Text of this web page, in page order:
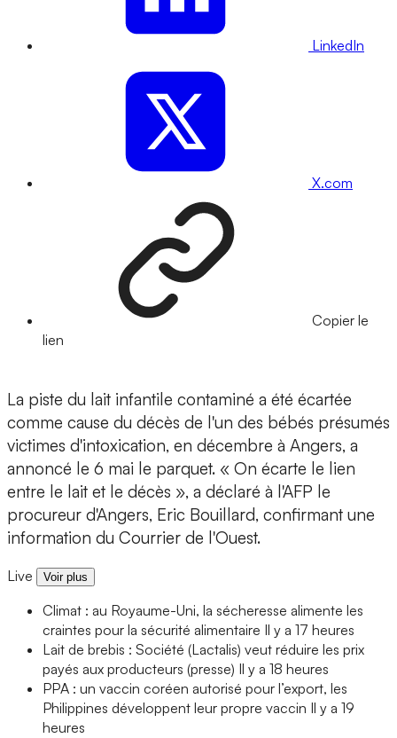
LinkedIn
X.com
Copier le
lien
La piste du lait infantile contaminé a été écartée
comme cause du décès de l'un des bébés présumés
victimes d'intoxication, en décembre à Angers, a
annoncé le 6 mai le parquet. « On écarte le lien
entre le lait et le décès », a déclaré à l'AFP le
procureur d'Angers, Eric Bouillard, confirmant une
information du Courrier de l'Ouest.
Live Voir plus
Climat : au Royaume-Uni, la sécheresse alimente les
craintes pour la sécurité alimentaire Il y a 17 heures
Lait de brebis : Société (Lactalis) veut réduire les prix
payés aux producteurs (presse) Il y a 18 heures
PPA : un vaccin coréen autorisé pour l’export, les
Philippines développent leur propre vaccin Il y a 19
heures